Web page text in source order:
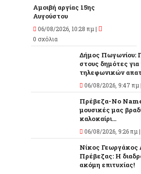
Αμοιβή αργίας 15ης
Αυγούστου
06/08/2026, 10:28 πμ |
0 σχόλια
Δήμος Πωγωνίου:
στους δημότες
τηλεφωνικών
06/08/2026, 9:47 πμ |
Πρέβεζα-No
μουσικές μας
καλοκαίρι...
06/08/2026, 9:26 πμ |
Νίκος Γεωργάκος
Πρέβεζας: Η
ακόμη επιτυχίας!